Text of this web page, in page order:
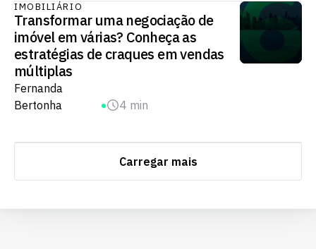
IMOBILIÁRIO
Transformar uma negociação de
imóvel em várias? Conheça as
estratégias de craques em vendas
múltiplas
Fernanda
Bertonha
4 min
Carregar mais